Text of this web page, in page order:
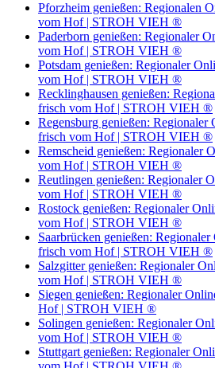
Pforzheim genießen: Regionalen
vom Hof | STROH VIEH ®
Paderborn genießen: Regionaler
vom Hof | STROH VIEH ®
Potsdam genießen: Regionaler
vom Hof | STROH VIEH ®
Recklinghausen genießen:
frisch vom Hof | STROH VIEH ®
Regensburg genießen: Regionaler
frisch vom Hof | STROH VIEH ®
Remscheid genießen: Regionaler
vom Hof | STROH VIEH ®
Reutlingen genießen: Regionaler
vom Hof | STROH VIEH ®
Rostock genießen: Regionaler
vom Hof | STROH VIEH ®
Saarbrücken genießen:
frisch vom Hof | STROH VIEH ®
Salzgitter genießen: Regionaler
vom Hof | STROH VIEH ®
Siegen genießen: Regionaler
Hof | STROH VIEH ®
Solingen genießen: Regionaler
vom Hof | STROH VIEH ®
Stuttgart genießen: Regionaler